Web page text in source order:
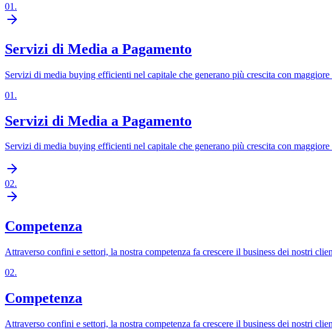
01 .
Servizi di Media a Pagamento
Servizi di media buying efficienti nel capitale che generano più crescita con
01 .
Servizi di Media a Pagamento
Servizi di media buying efficienti nel capitale che generano più crescita con
02.
Competenza
Attraverso confini e settori, la nostra competenza fa crescere il business dei nostri
02.
Competenza
Attraverso confini e settori, la nostra competenza fa crescere il business dei nostri